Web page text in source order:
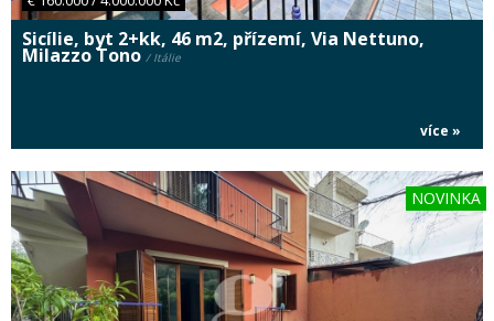
Sicílie, byt 2+kk, 46 m2, přízemí, Via Nettuno,
Milazzo Tono / Itálie
více »
NOVINKA